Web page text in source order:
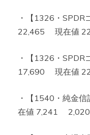
・【1326・
22,465 現在値
・【1326・
17,690 現在値
・【1540・純金
在値 7,241